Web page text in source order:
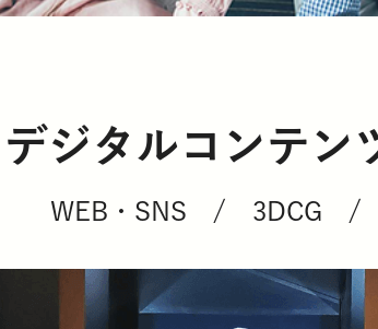
デジタルコンテン
WEB・SNS / 3DCG /